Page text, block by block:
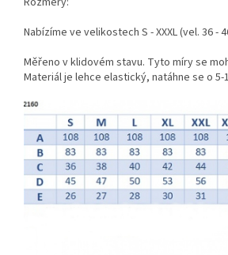
Nabízíme ve velikostech S - XXXL (vel. 36 -
Měřeno v klidovém stavu. Tyto míry se
Materiál je lehce elastický, natáhne se o 5-